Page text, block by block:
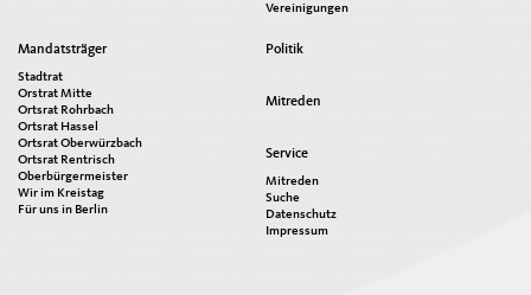
Vereinigungen
Mandatsträger
Stadtrat
Orstrat Mitte
Ortsrat Rohrbach
Ortsrat Hassel
Ortsrat Oberwürzbach
Ortsrat Rentrisch
Oberbürgermeister
Wir im Kreistag
Für uns in Berlin
Politik
Mitreden
Service
Mitreden
Suche
Datenschutz
Impressum